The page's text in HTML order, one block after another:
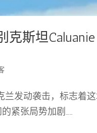
斯坦
发动袭击，标志着
紧张局势加剧……